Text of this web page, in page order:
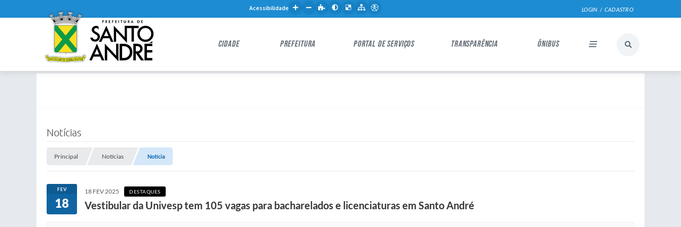
LOGIN / CADASTRO
Acessibilidade
CIDADE PREFEITURA PORTAL DE SERVIÇOS TRANSPARÊNCIA ÔNIBUS
Notícias
Principal Notícias Notícia
FEV
18
18 FEV 2025 DESTAQUES
Vestibular da Univesp tem 105 vagas para bacharelados e licenciaturas em Santo André